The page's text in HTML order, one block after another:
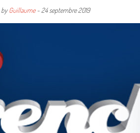
byGuillaume- 24 septembre 2019